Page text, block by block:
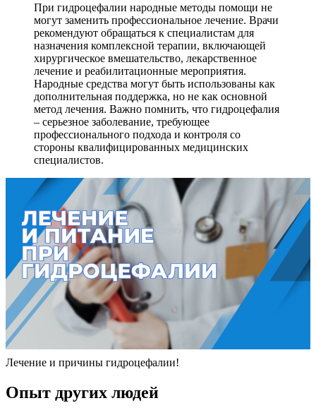
При гидроцефалии народные методы помощи не
могут заменить профессиональное лечение. Врачи
рекомендуют обращаться к специалистам для
назначения комплексной терапии, включающей
хирургическое вмешательство, лекарственное
лечение и реабилитационные мероприятия.
Народные средства могут быть использованы как
дополнительная поддержка, но не как основной
метод лечения. Важно помнить, что гидроцефалия
– серьезное заболевание, требующее
профессионального подхода и контроля со
стороны квалифицированных медицинских
специалистов.
Лечение и причины гидроцефалии!
Опыт других людей